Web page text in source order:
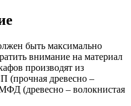
быть максимально
внимание на материал
производят из
(прочная древесно –
(древесно – волокнистая